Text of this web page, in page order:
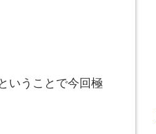
いうことで今回極